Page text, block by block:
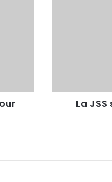
La JSS